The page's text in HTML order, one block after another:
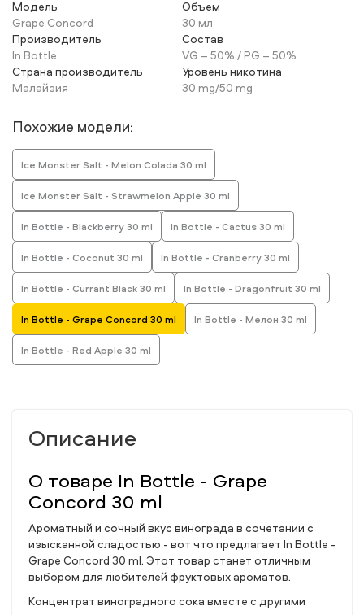
Модель
Grape Concord
Объем
30 мл
Производитель
In Bottle
Состав
VG – 50% / PG – 50%
Страна производитель
Малайзия
Уровень никотина
30 mg/50 mg
Похожие модели:
Ice Monster Salt - Melon Colada 30 ml
Ice Monster Salt - Strawmelon Apple 30 ml
In Bottle - Blackberry 30 ml In Bottle - Cactus 30 ml
In Bottle - Coconut 30 ml In Bottle - Cranberry 30 ml
In Bottle - Currant Black 30 ml In Bottle - Dragonfruit 30 ml
In Bottle - Grape Concord 30 ml In Bottle - Мелон 30 ml
In Bottle - Red Apple 30 ml
Описание
О товаре In Bottle - Grape
Concord 30 ml
Ароматный и сочный вкус винограда в сочетании с
изысканной сладостью - вот что предлагает In Bottle -
Grape Concord 30 ml. Этот товар станет отличным
выбором для любителей фруктовых ароматов.
Концентрат виноградного сока вместе с другими